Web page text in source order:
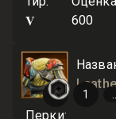
V
600
Перки:
1